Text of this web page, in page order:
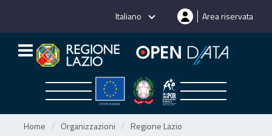
Italiano Area riservata
Home Organizzazioni
Regione Lazio